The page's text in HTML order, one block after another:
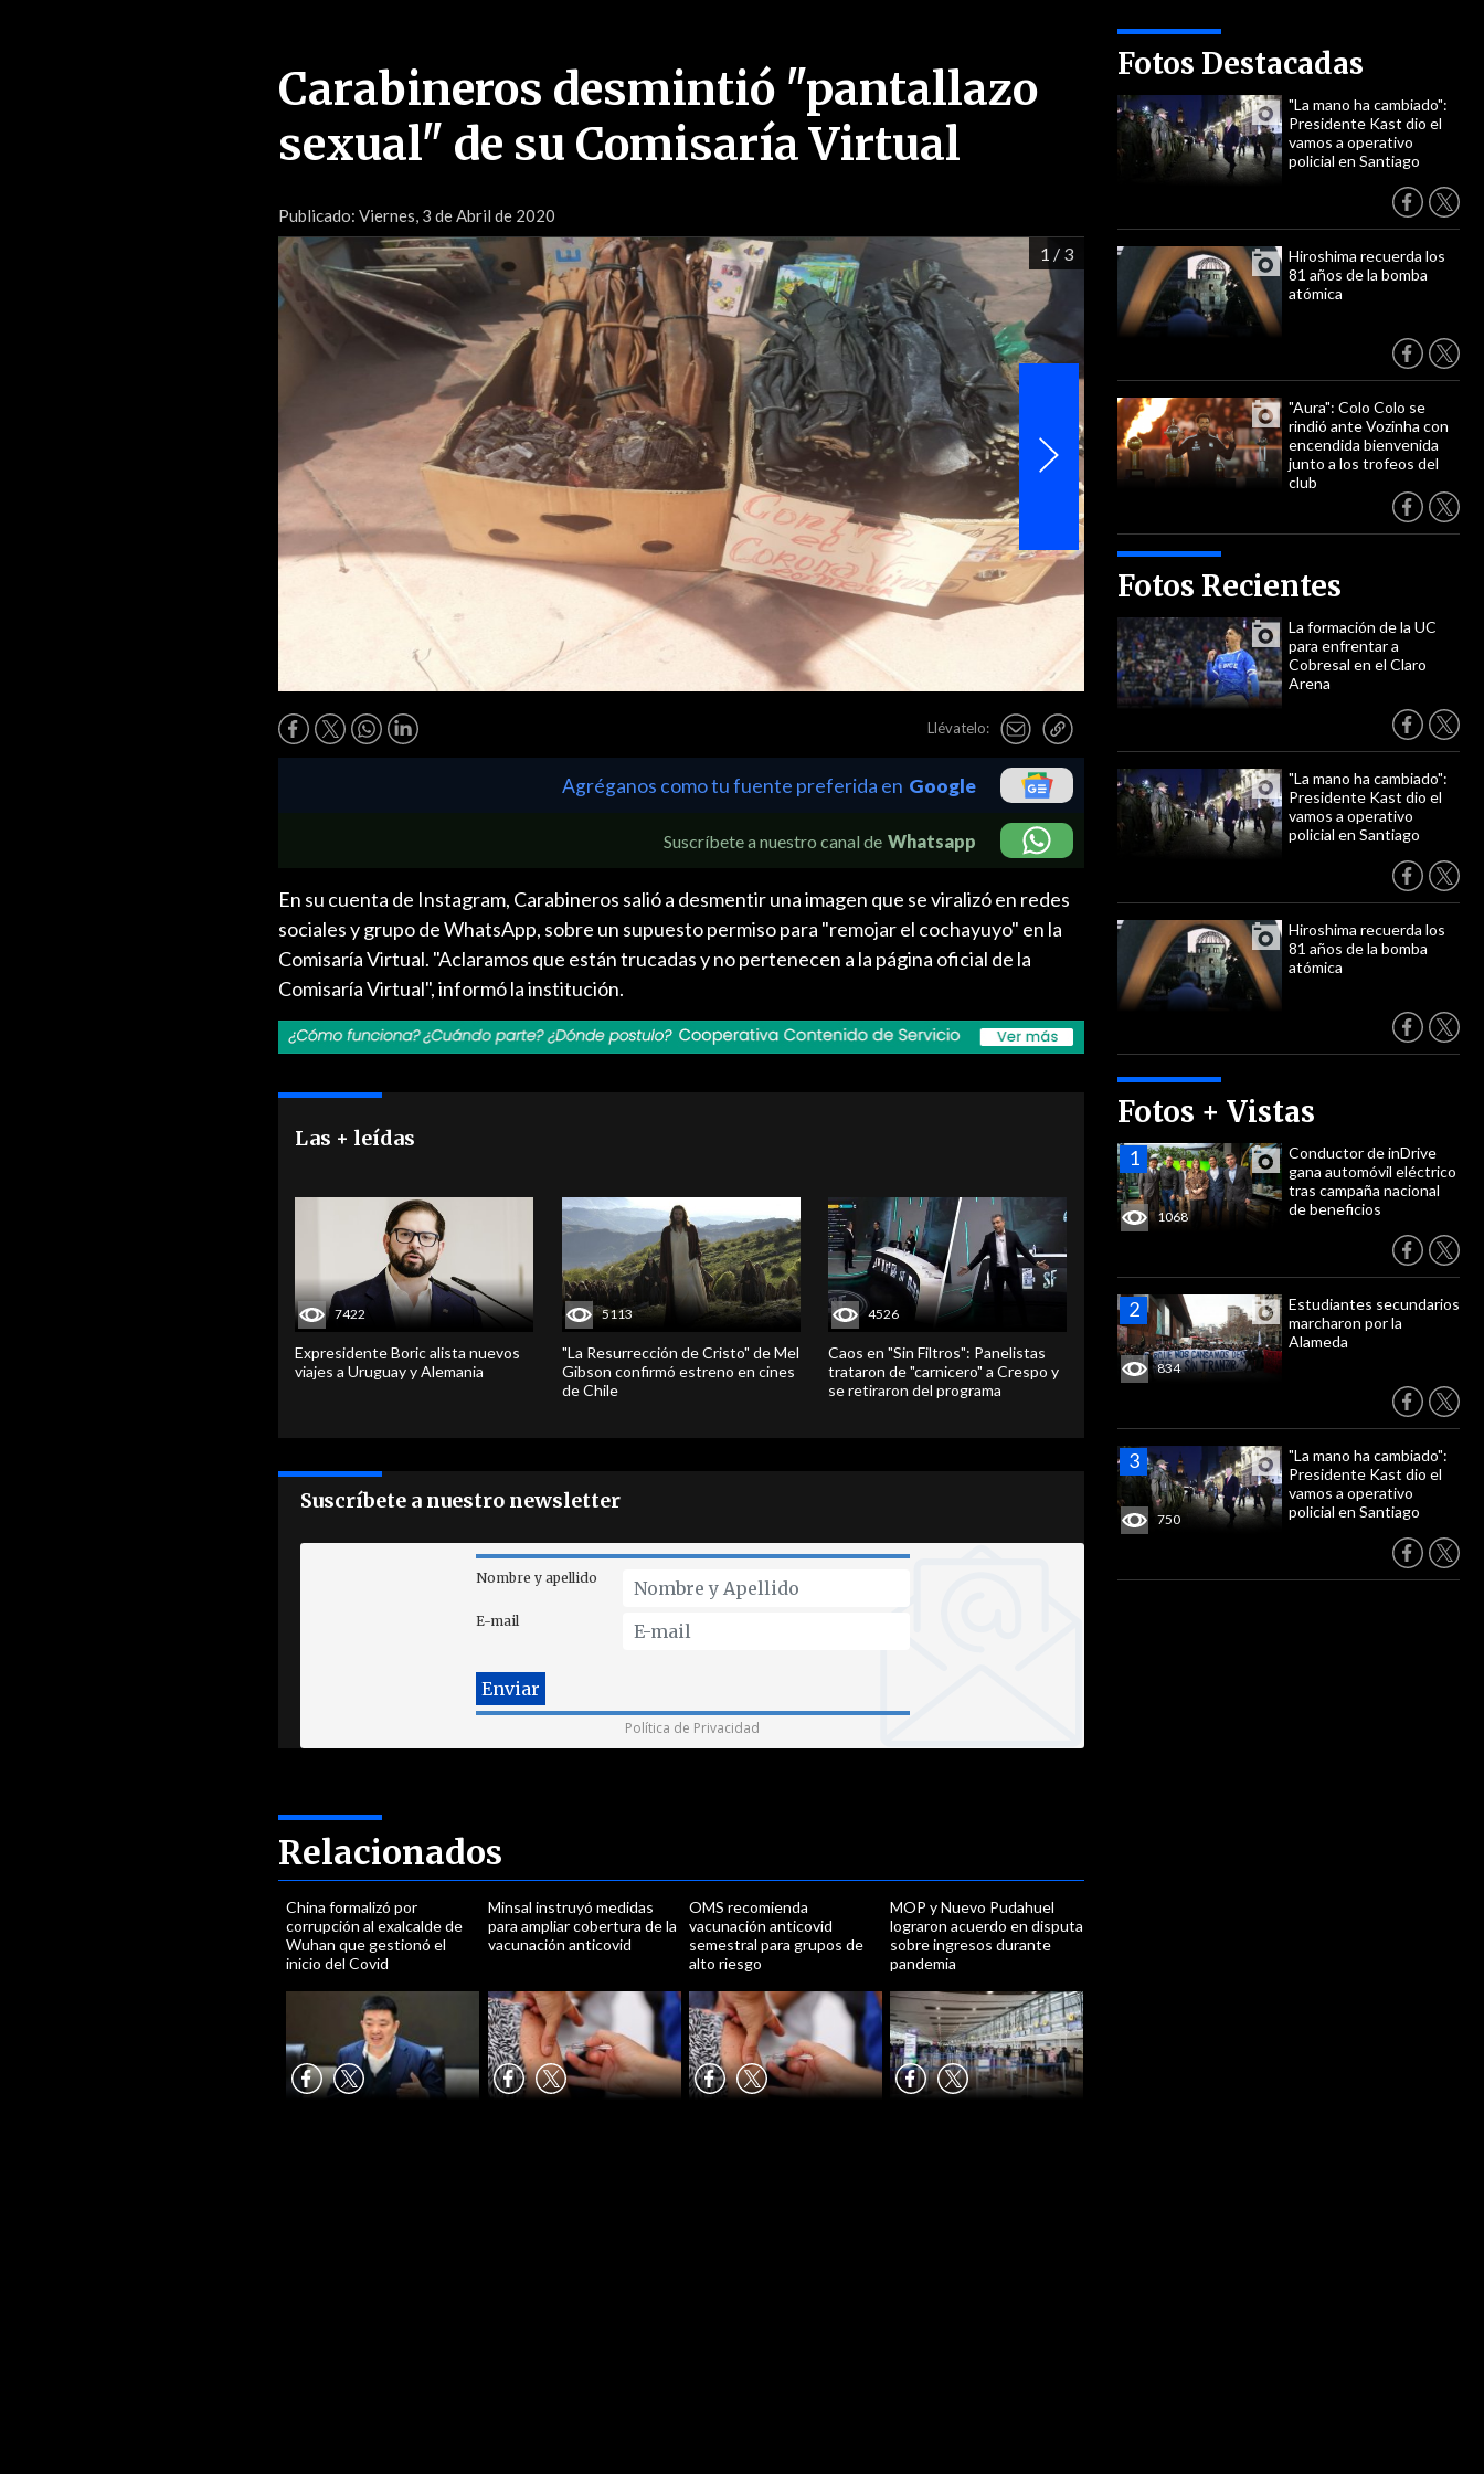
Carabineros desmintió "pantallazo
sexual" de su Comisaría Virtual
Publicado: Viernes, 3 de Abril de 2020
1 / 3
Llévatelo:
Fotos Destacadas
"La mano ha cambiado":
Presidente Kast dio el
vamos a operativo
policial en Santiago
Hiroshima recuerda los
81 años de la bomba
atómica
"Aura": Colo Colo se
rindió ante Vozinha con
encendida bienvenida
junto a los trofeos del
club
Fotos Recientes
La formación de la UC
para enfrentar a
Cobresal en el Claro
Arena
"La mano ha cambiado":
Presidente Kast dio el
vamos a operativo
policial en Santiago
Hiroshima recuerda los
81 años de la bomba
atómica
Fotos + Vistas
1068
Conductor de inDrive
gana automóvil eléctrico
tras campaña nacional
de beneficios
834
Estudiantes secundarios
marcharon por la
Alameda
750
"La mano ha cambiado":
Presidente Kast dio el
vamos a operativo
policial en Santiago
Agréganos como tu fuente preferida en Google
Suscríbete a nuestro canal de Whatsapp
En su cuenta de Instagram, Carabineros salió a desmentir una imagen que se viralizó en redes
sociales y grupo de WhatsApp, sobre un supuesto permiso para "remojar el cochayuyo" en la
Comisaría Virtual. "Aclaramos que están trucadas y no pertenecen a la página oficial de la
Comisaría Virtual", informó la institución.
Las + leídas
7422
Expresidente Boric alista nuevos
viajes a Uruguay y Alemania
5113
"La Resurrección de Cristo" de Mel
Gibson confirmó estreno en cines
de Chile
4526
Caos en "Sin Filtros": Panelistas
trataron de "carnicero" a Crespo y
se retiraron del programa
Suscríbete a nuestro newsletter
Nombre y apellido
E-mail
Política de Privacidad
Relacionados
China formalizó por
corrupción al exalcalde de
Wuhan que gestionó el
inicio del Covid
Minsal instruyó medidas
para ampliar cobertura de la
vacunación anticovid
OMS recomienda
vacunación anticovid
semestral para grupos de
alto riesgo
MOP y Nuevo Pudahuel
lograron acuerdo en disputa
sobre ingresos durante
pandemia